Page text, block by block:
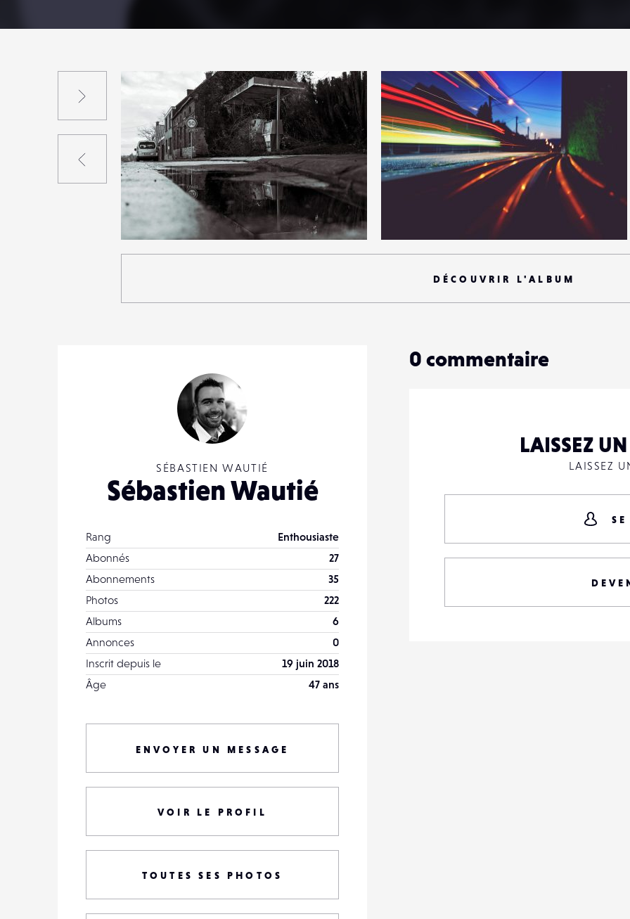
3
20 41
Suivant
Précédent
DÉCOUVRIR L'ALBUM
SÉBASTIEN WAUTIÉ
Sébastien Wautié
Rang
Enthousiaste
Abonnés
27
Abonnements
35
Photos
222
Albums
6
Annonces
0
Inscrit depuis le
19 juin 2018
Âge
47 ans
ENVOYER UN MESSAGE
VOIR LE PROFIL
TOUTES SES PHOTOS
0 commentaire
LAISSEZ
LAISSEZ